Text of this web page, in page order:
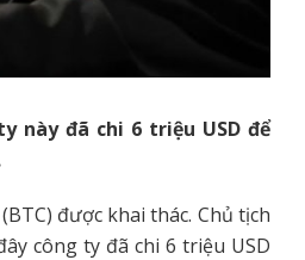
này đã chi 6 triệu USD để
được khai thác. Chủ tịch
công ty đã chi 6 triệu USD